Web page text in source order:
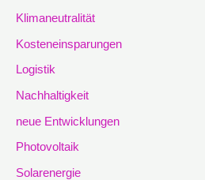
Klimaneutralität
Kosteneinsparungen
Logistik
Nachhaltigkeit
neue Entwicklungen
Photovoltaik
Solarenergie